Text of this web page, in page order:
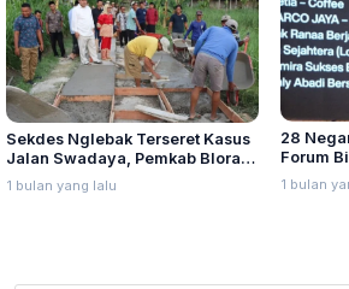
Sekdes Nglebak Terseret Kasus
Jalan Swadaya, Pemkab Blora
Sebut Pendampingan Hukum
Bukan Kewenangannya
1 bulan yang lalu
28
Forum
Munafri
Stadion
1 bulan